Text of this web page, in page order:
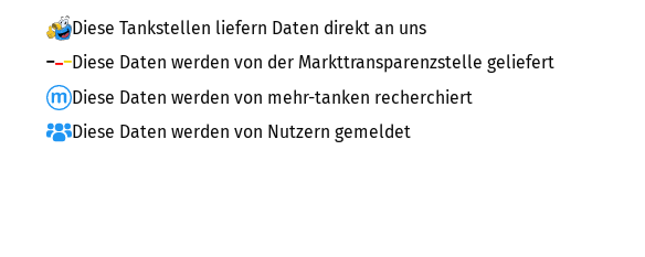
Diese Tankstellen liefern Daten direkt an uns
Diese Daten werden von der Markttransparenzstelle geliefert
Diese Daten werden von mehr-tanken recherchiert
Diese Daten werden von Nutzern gemeldet